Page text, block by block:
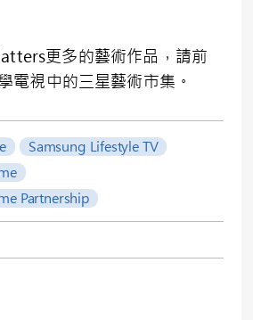
更多的藝術作品，請前
電視中的三星藝術市集。
Samsung Lifestyle TV
Partnership